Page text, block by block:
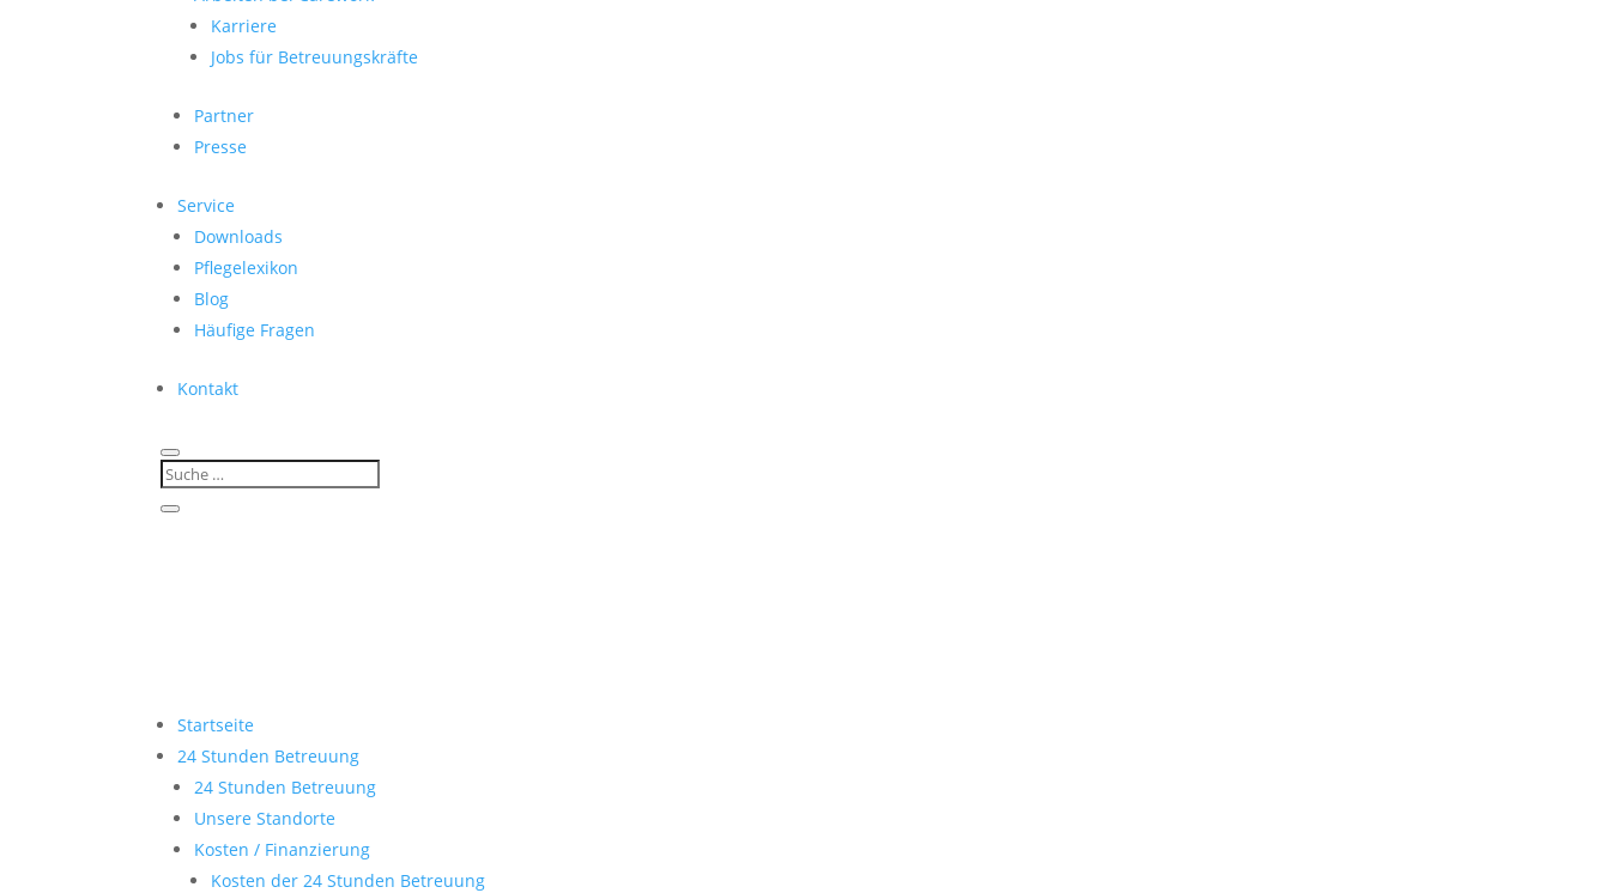
Karriere
Jobs für Betreuungskräfte
Partner
Presse
Service
Downloads
Pflegelexikon
Blog
Häufige Fragen
Kontakt
Startseite
24 Stunden Betreuung
24 Stunden Betreuung
Unsere Standorte
Kosten / Finanzierung
Kosten der 24 Stunden Betreuung